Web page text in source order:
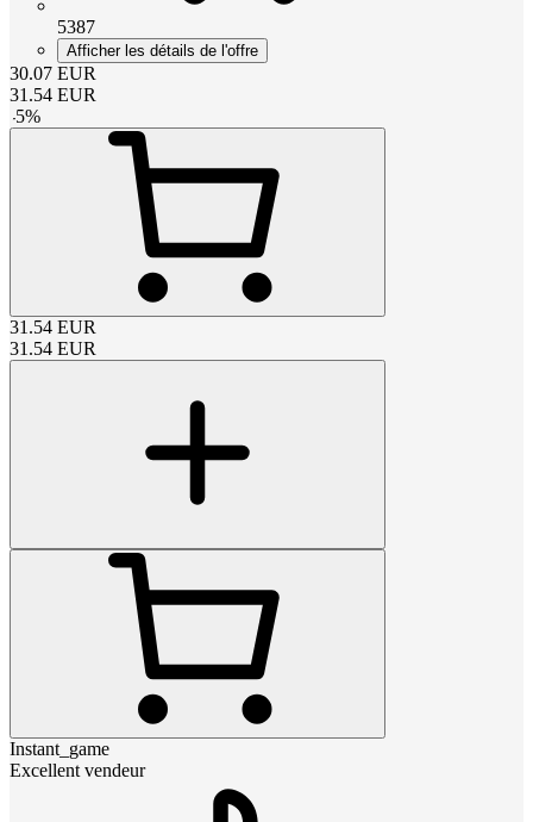
5387
Afficher les détails de l'offre
30.07 EUR
31.54 EUR
-5%
31.54 EUR
31.54 EUR
Instant_game
Excellent vendeur